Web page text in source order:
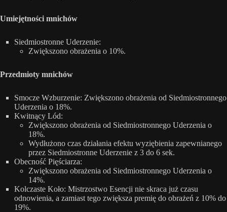
Umiejętności mnichów
Siedmiostronne Uderzenie:
Zwiększono obrażenia o 10%.
Przedmioty mnichów
Smocze Wzburzenie: Zwiększono obrażenia od Siedmiostronnego
Uderzenia o 18%.
Kwitnący Lód:
Zwiększono obrażenia od Siedmiostronnego Uderzenia o
18%.
Wydłużono czas działania efektu wyziębienia zapewnianego
przez Siedmiostronne Uderzenie z 3 do 6 sek.
Obecność Pięściarza:
Zwiększono obrażenia od Siedmiostronnego Uderzenia o
14%.
Kolczaste Koło: Mistrzostwo Esencji nie skraca już czasu
odnowienia, a zamiast tego zwiększa premię do obrażeń z 10% do
19%.